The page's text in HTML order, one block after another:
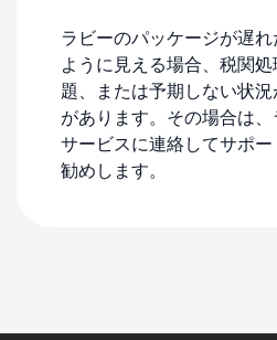
ラビーのパッケージが遅
ように見える場合、税関
題、または予期しない状
があります。その場合は
サービスに連絡してサポ
勧めします。